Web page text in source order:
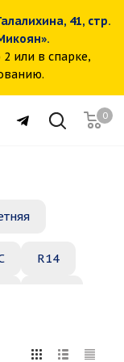
41, стр.
или в спарке,
0
R14